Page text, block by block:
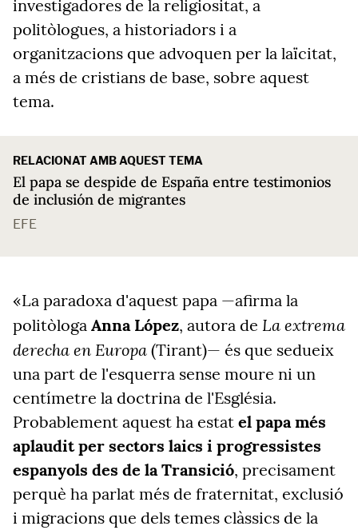
investigadores de la religiositat, a
politòlogues, a historiadors i a
organitzacions que advoquen per la laïcitat,
a més de cristians de base, sobre aquest
tema.
RELACIONAT AMB AQUEST TEMA
El papa se despide de España entre testimonios
de inclusión de migrantes
EFE
«La paradoxa d'aquest papa —afirma la
politòloga Anna López, autora de La extrema
derecha en Europa (Tirant)— és que sedueix
una part de l'esquerra sense moure ni un
centímetre la doctrina de l'Església.
Probablement aquest ha estat el papa més
aplaudit per sectors laics i progressistes
espanyols des de la Transició, precisament
perquè ha parlat més de fraternitat, exclusió
i migracions que dels temes clàssics de la